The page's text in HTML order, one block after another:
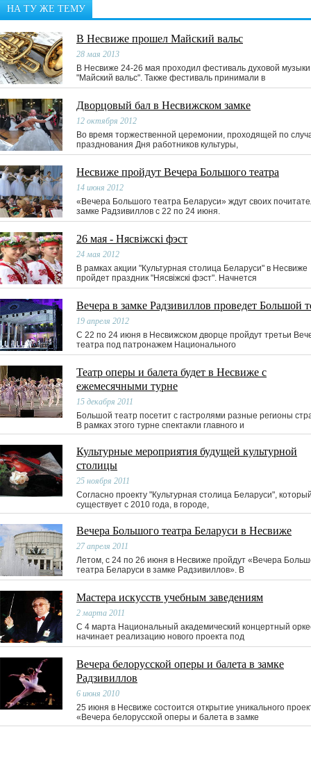
НА ТУ ЖЕ ТЕМУ
В Несвиже прошел Майский вальс
28 мая 2013
В Несвиже 24-26 мая проходил фестиваль духовой музыки
"Майский вальс". Также фестиваль принимали в
Дворцовый бал в Несвижском замке
12 октября 2012
Во время торжественной церемонии, проходящей по
празднования Дня работников культуры,
Несвиже пройдут Вечера Большого театра
14 июня 2012
«Вечера Большого театра Беларуси» ждут своих
замке Радзивиллов с 22 по 24 июня.
26 мая - Нясвiжскi фэст
24 мая 2012
В рамках акции "Культурная столица Беларуси" в Несвиже
пройдет праздник "Нясвiжскi фэст". Начнется
Вечера в замке Радзивиллов проведет Большой
19 апреля 2012
С 22 по 24 июня в Несвижском дворце пройдут третьи
театра под патронажем Национального
Театр оперы и балета будет в Несвиже с
ежемесячными турне
15 декабря 2011
Большой театр посетит с гастролями разные регионы
В рамках этого турне спектакли главного и
Культурные мероприятия будущей культурной
столицы
25 ноября 2011
Согласно проекту "Культурная столица Беларуси",
существует с 2010 года, в городе,
Вечера Большого театра Беларуси в Несвиже
27 апреля 2011
Летом, с 24 по 26 июня в Несвиже пройдут «Вечера
театра Беларуси в замке Радзивиллов». В
Мастера искусств учебным заведениям
2 марта 2011
С 4 марта Национальный академический концертный
начинает реализацию нового проекта под
Вечера белорусской оперы и балета в замке
Радзивиллов
6 июня 2010
25 июня в Несвиже состоится открытие уникального
«Вечера белорусской оперы и балета в замке